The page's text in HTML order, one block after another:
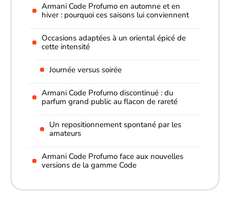
Armani Code Profumo en automne et en
hiver : pourquoi ces saisons lui conviennent
Occasions adaptées à un oriental épicé de
cette intensité
Journée versus soirée
Armani Code Profumo discontinué : du
parfum grand public au flacon de rareté
Un repositionnement spontané par les
amateurs
Armani Code Profumo face aux nouvelles
versions de la gamme Code